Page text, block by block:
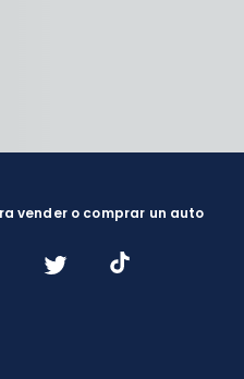
vender o comprar un auto